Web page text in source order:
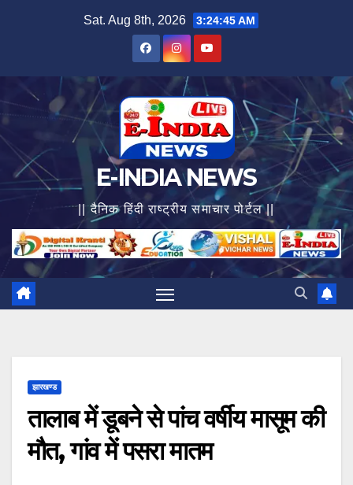
Sat. Aug 8th, 2026 3:24:46 AM
E-INDIA NEWS
|| दैनिक हिंदी राष्ट्रीय समाचार पोर्टल ||
झारखण्ड
तालाब में डूबने से पांच वर्षीय मासूम की
मौत, गांव में पसरा मातम